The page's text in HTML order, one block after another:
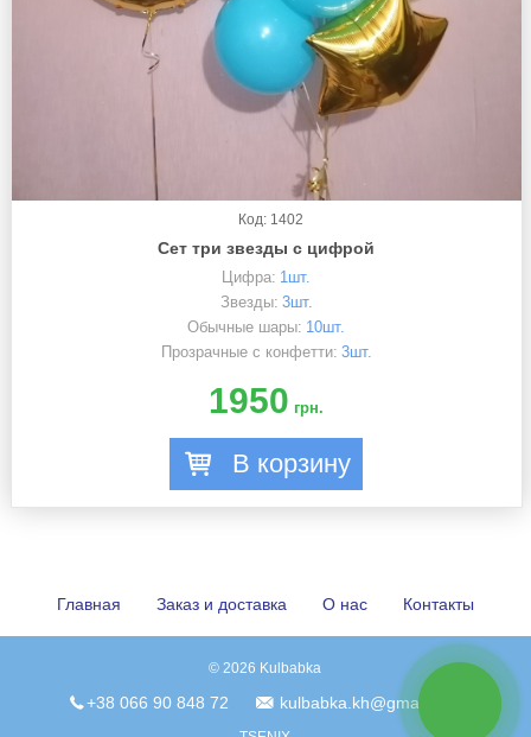
Код: 1402
Сет три звезды с цифрой
Цифра: 1шт.
Звезды: 3шт.
Обычные шары: 10шт.
Прозрачные с конфетти: 3шт.
1950 грн.
В корзину
Главная Заказ и доставка О нас Контакты
© 2026 Kulbabka
+38 066 90 848 72 kulbabka.kh@gmail.com